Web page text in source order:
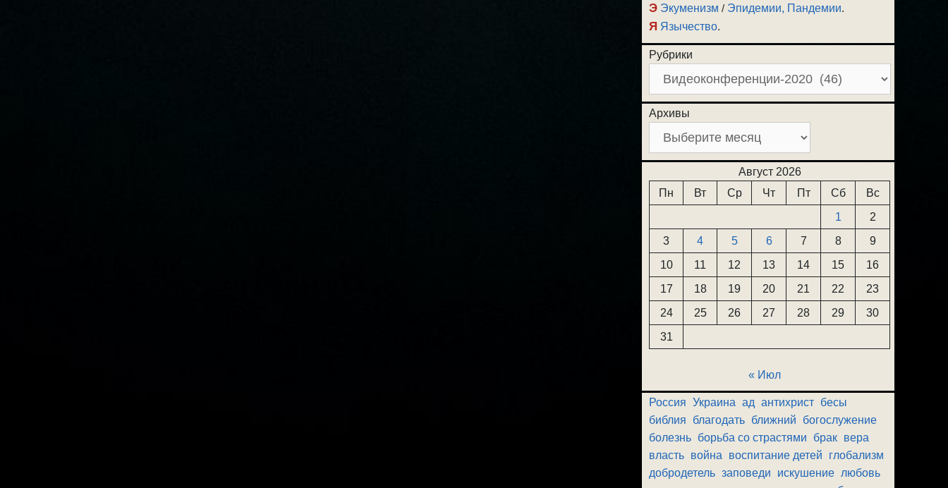
Э Экуменизм / Эпидемии, Пандемии.
Я Язычество.
Рубрики
Архивы
Август 2026
Пн
Вт Ср Чт Пт Сб
Вс
1
2
3
4 5 6 7 8
9
10
11 12 13 14 15
16
17
18 19 20 21 22
23
24
25 26 27 28 29
30
31
« Июл
Россия Украина ад антихрист бесы
библия
благодать ближний
богослужение
болезнь борьба со страстями брак вера
власть война воспитание детей
глобализм
добродетель заповеди искушение любовь